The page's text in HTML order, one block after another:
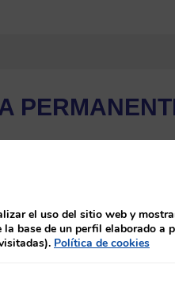
El tiempo para
que podrá
del curso certificado por la
el uso del sitio web y
base de un perfil elaborado a
Política de cookies